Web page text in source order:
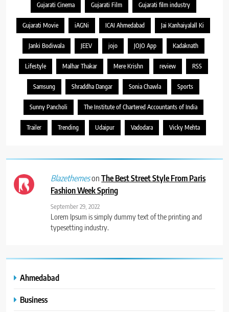
Gujarati Cinema Gujarati Film Gujarati film industry
Gujarati Movie iAGNi ICAI Ahmedabad Jai Kanhaiyalall Ki
Janki Bodiwala JEEV jojo JOJO App Kadaknath
Lifestyle Malhar Thakar Mere Krishn review RSS
Samsung Shraddha Dangar Sonia Chawla Sports
Sunny Pancholi The Institute of Chartered Accountants of India
Trailer Trending Udaipur Vadodara Vicky Mehta
BlazethemesonThe Best Street Style From Paris
Fashion Week Spring
September 29, 2022
Lorem Ipsum is simply dummy text of the printing and
typesetting industry.
Ahmedabad
Business